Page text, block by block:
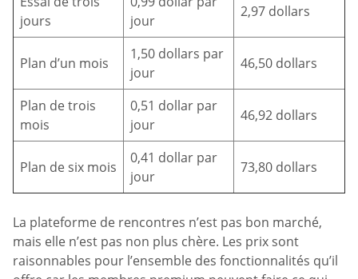
jours
jour
2,97 dollars
Plan d’un mois
1,50 dollars par
jour
46,50 dollars
Plan de trois
mois
0,51 dollar par
jour
46,92 dollars
Plan de six mois
0,41 dollar par
jour
73,80 dollars
La plateforme de rencontres n’est pas bon marché,
mais elle n’est pas non plus chère. Les prix sont
raisonnables pour l’ensemble des fonctionnalités qu’il